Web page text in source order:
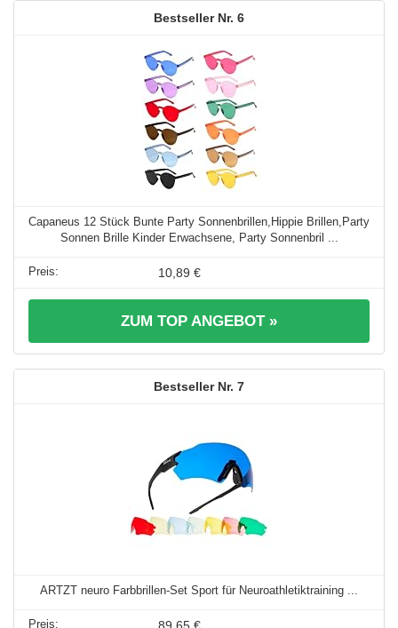
6
Capaneus 12 Stück Bunte Party Sonnenbrillen,Hippie Brillen,Party
Sonnen Brille Kinder Erwachsene, Party Sonnenbril ...
10,89 €
ZUM TOP ANGEBOT »
7
ARTZT neuro Farbbrillen-Set Sport für Neuroathletiktraining ...